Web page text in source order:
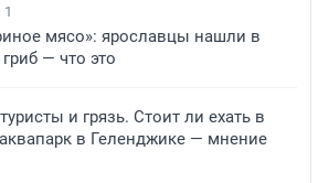
1
мясо»: ярославцы нашли в
— что это
и грязь. Стоит ли ехать в
в Геленджике — мнение